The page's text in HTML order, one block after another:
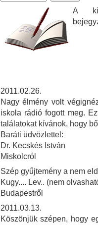
A
2011.02.26.
Nagy élmény volt
iskola rádió fogott meg.
találatokat kívánok, hogy
Baráti üdvözlettel:
Dr. Kecskés István
Miskolcról
Szép gyűjtemény a nem
Kugy.... Lev.. (nem
Budapestről
2011.03.13.
Köszönjük szépen, hogy